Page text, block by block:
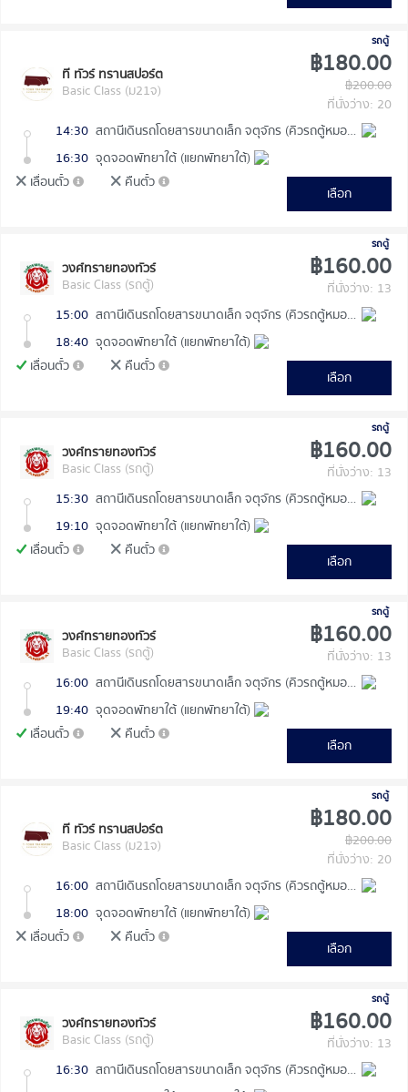
รถตู้
ที ทัวร์ ทรานสปอร์ต
Basic Class (ม21จ)
฿180.00
฿200.00
ที่นั่งว่าง: 20
14:30
สถานีเดินรถโดยสารขนาดเล็ก จตุจักร (คิวรถตู้หมอชิต 2)
16:30 จุดจอดพัทยาใต้ (แยกพัทยาใต้)
เลื่อนตั๋ว
คืนตั๋ว
เลือก
รถตู้
วงศ์ทรายทองทัวร์
Basic Class (รถตู้)
฿160.00
ที่นั่งว่าง: 13
15:00
สถานีเดินรถโดยสารขนาดเล็ก จตุจักร (คิวรถตู้หมอชิต 2)
18:40 จุดจอดพัทยาใต้ (แยกพัทยาใต้)
เลื่อนตั๋ว
คืนตั๋ว
เลือก
รถตู้
วงศ์ทรายทองทัวร์
Basic Class (รถตู้)
฿160.00
ที่นั่งว่าง: 13
15:30
สถานีเดินรถโดยสารขนาดเล็ก จตุจักร (คิวรถตู้หมอชิต 2)
19:10 จุดจอดพัทยาใต้ (แยกพัทยาใต้)
เลื่อนตั๋ว
คืนตั๋ว
เลือก
รถตู้
วงศ์ทรายทองทัวร์
Basic Class (รถตู้)
฿160.00
ที่นั่งว่าง: 13
16:00
สถานีเดินรถโดยสารขนาดเล็ก จตุจักร (คิวรถตู้หมอชิต 2)
19:40 จุดจอดพัทยาใต้ (แยกพัทยาใต้)
เลื่อนตั๋ว
คืนตั๋ว
เลือก
รถตู้
ที ทัวร์ ทรานสปอร์ต
Basic Class (ม21จ)
฿180.00
฿200.00
ที่นั่งว่าง: 20
16:00
สถานีเดินรถโดยสารขนาดเล็ก จตุจักร (คิวรถตู้หมอชิต 2)
18:00 จุดจอดพัทยาใต้ (แยกพัทยาใต้)
เลื่อนตั๋ว
คืนตั๋ว
เลือก
รถตู้
วงศ์ทรายทองทัวร์
Basic Class (รถตู้)
฿160.00
ที่นั่งว่าง: 13
16:30
สถานีเดินรถโดยสารขนาดเล็ก จตุจักร (คิวรถตู้หมอชิต 2)